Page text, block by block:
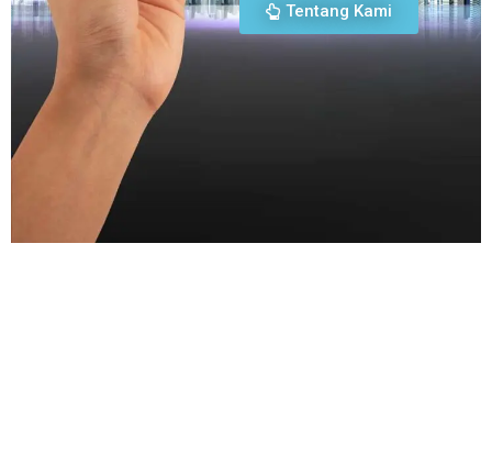
Tentang Kami